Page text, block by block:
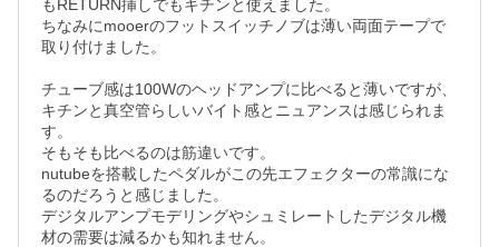
もRETURN挿しでもキチンと使えました。
ちなみにmooerのフットスイッチノブは薄い両面テープで
取り付けました。
チューブ感は100Wのヘッドアンプに比べると薄いですが、
キチンと真空管らしいバイト感とニュアンスは感じられま
す。
そもそも比べるのは筋違いです。
nutubeを搭載したペダルがこの先エフェクターの常識にな
るのだろうと感じました。
デジタルアンプモデリングやシュミレートしたデジタル機
材の需要は減るかも知れません。